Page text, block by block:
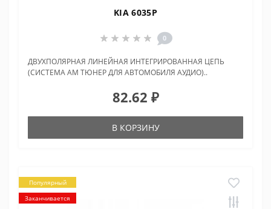
KIA 6035P
0
ДВУХПОЛЯРНАЯ ЛИНЕЙНАЯ ИНТЕГРИРОВАННАЯ ЦЕПЬ
(СИСТЕМА AM ТЮНЕР ДЛЯ АВТОМОБИЛЯ АУДИО)..
82.62 ₽
В КОРЗИНУ
Популярный
Заканчивается